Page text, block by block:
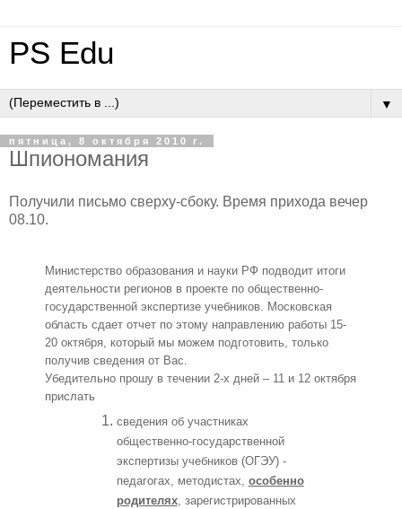
PS Edu
▼
пятница, 8 октября 2010 г.
Шпиономания
Получили письмо сверху-сбоку. Время прихода вечер
08.10.
Министерство образования и науки РФ подводит итоги
деятельности регионов в проекте по общественно-
государственной экспертизе учебников. Московская
область сдает отчет по этому направлению работы 15-
20 октября, который мы можем подготовить, только
получив сведения от Вас.
Убедительно прошу в течении 2-х дней – 11 и 12 октября
прислать
сведения об участниках
общественно-государственной
экспертизы учебников (ОГЭУ) -
педагогах, методистах, особенно
родителях, зарегистрированных